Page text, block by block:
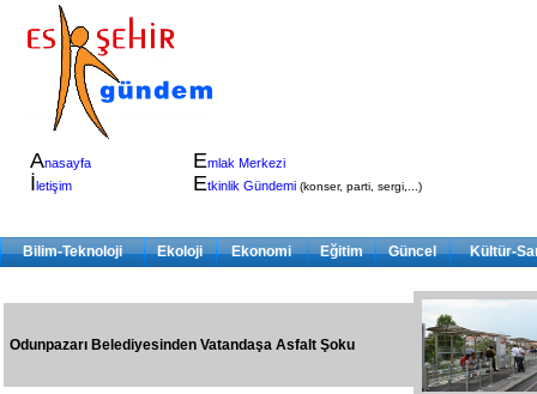
Anasayfa
İletişim
Emlak Merkezi
Etkinlik Gündemi (konser, parti, sergi,...)
Bilim-Teknoloji Ekoloji Ekonomi Eğitim Güncel Kültür-
Odunpazarı Belediyesinden Vatandaşa Asfalt Şoku